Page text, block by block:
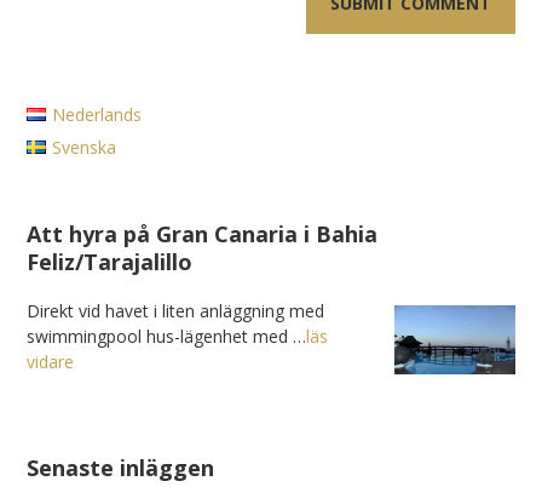
Nederlands
Svenska
Att hyra på Gran Canaria i Bahia
Feliz/Tarajalillo
Direkt vid havet i liten anläggning med
swimmingpool hus-lägenhet med …läs
vidare
Senaste inläggen